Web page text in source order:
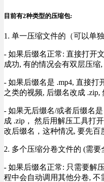
目前有2种类型的压缩包:
1. 单一压缩文件的（可以单
- 如果后缀名正常: 直接打开
成功, 有的情况会有双层压缩
- 如果后缀名是 .mp4, 直接
之类的视频, 后缀名改成 .zip,
- 如果无后缀名/或者后缀名
成 .zip， 然后用解压工具打
改后缀名，这种情况, 要先百
2. 多个压缩分卷文件的 (需
- 如果后缀名正常: 只需要解
程中会自动调用其他分卷, 不